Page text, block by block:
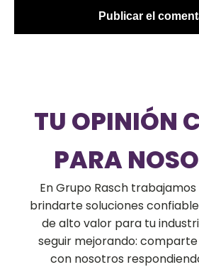
TU OPINIÓN
PARA
En Grupo Rasch
brindarte soluciones
de alto valor para tu
seguir mejorando:
con nosotros